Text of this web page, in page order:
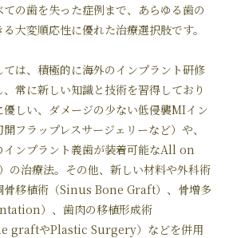
の歯を失った症例まで、あらゆる歯の
大変順応性に優れた治療選択肢です。
は、積極的に海外のインプラント研修
常に新しい知識と技術を習得しており
優しい、ダメージの少ない低侵襲MIイン
フラップレスサージェリーなど）や、
インプラント義歯が装着可能なAll on
の治療法。その他、新しい材料や外科術
骨移植術（Sinus Bone Graft）、骨増多
）、歯肉の移植形成術
graftやPlastic Surgery）などを併用